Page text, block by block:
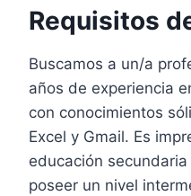
Requisitos
Buscamos a un/a
años de experiencia
con conocimientos
Excel y Gmail. Es
educación
poseer un nivel